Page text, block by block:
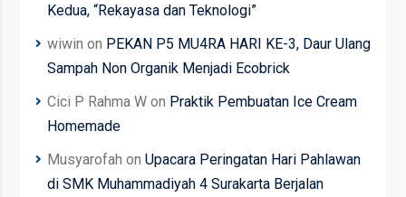
Kedua, “Rekayasa dan Teknologi”
wiwin on PEKAN P5 MU4RA HARI KE-3, Daur Ulang
Sampah Non Organik Menjadi Ecobrick
Cici P Rahma Won Praktik Pembuatan Ice Cream
Homemade
Musyarofah on Upacara Peringatan Hari Pahlawan
di SMK Muhammadiyah 4 Surakarta Berjalan